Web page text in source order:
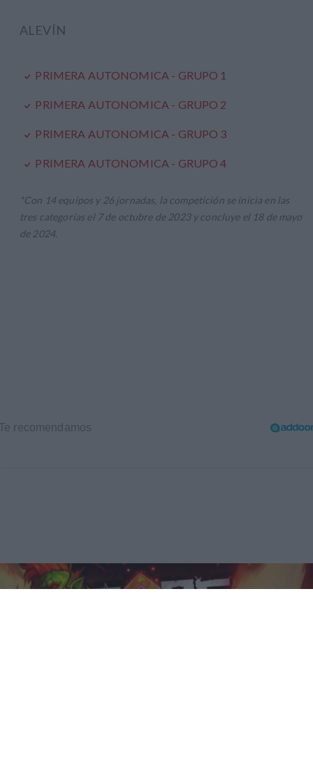
ALEVÍN
PRIMERA AUTONOMICA - GRUPO 1
PRIMERA AUTONOMICA - GRUPO 2
PRIMERA AUTONOMICA - GRUPO 3
PRIMERA AUTONOMICA - GRUPO 4
*Con 14 equipos y 26 jornadas, la competición se inicia en las
tres categorías el 7 de octubre de 2023 y concluye el 18 de mayo
de 2024.